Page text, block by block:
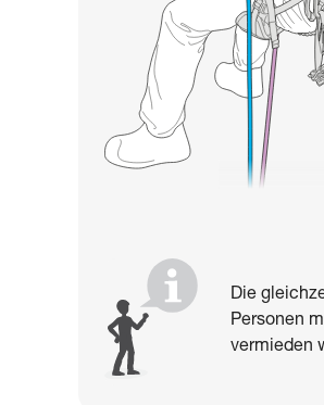
Die
Personen
vermieden